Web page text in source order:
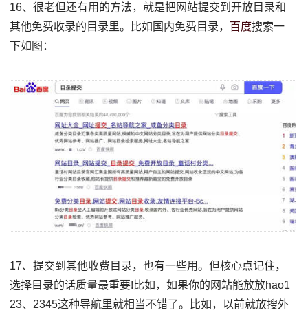
16、很老但还有用的方法，就是把网站提交到开放目录和
其他免费收录的目录里。比如国内免费目录， 百度搜索一
下如图：
17、提交到其他收费目录，也有一些用。但核心点记住，
选择目录的话质量最重要!比如，如果你的网站能放放hao1
23、2345这种导航里就相当不错了。比如，以前就放搜外